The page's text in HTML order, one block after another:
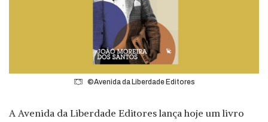
©Avenida da Liberdade Editores
A Avenida da Liberdade Editores lança hoje um livro